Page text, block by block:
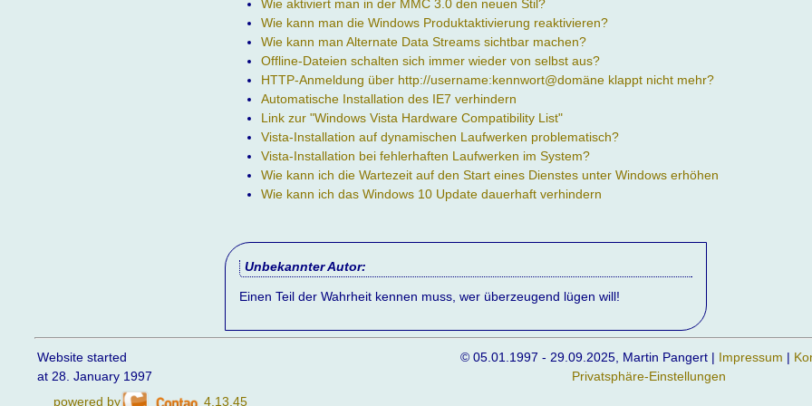
Wie aktiviert man in der MMC 3.0 den neuen Stil?
Wie kann man die Windows Produktaktivierung reaktivieren?
Wie kann man Alternate Data Streams sichtbar machen?
Offline-Dateien schalten sich immer wieder von selbst aus?
HTTP-Anmeldung über http://username:kennwort@domäne klappt nicht mehr?
Automatische Installation des IE7 verhindern
Link zur "Windows Vista Hardware Compatibility List"
Vista-Installation auf dynamischen Laufwerken problematisch?
Vista-Installation bei fehlerhaften Laufwerken im System?
Wie kann ich die Wartezeit auf den Start eines Dienstes unter Windows erhöhen
Wie kann ich das Windows 10 Update dauerhaft verhindern
Unbekannter Autor:
Einen Teil der Wahrheit kennen muss, wer überzeugend lügen will!
Website started
at 28. January 1997
© 05.01.1997 - 29.09.2025, Martin Pangert | Impressum |
Privatsphäre-Einstellungen
powered by
4.13.45